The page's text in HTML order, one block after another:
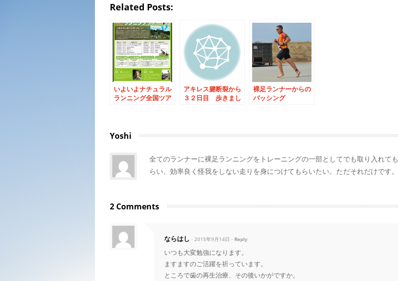
Related Posts:
いよいよナチュラル
ランニング全国ツア
アキレス腱断裂から
３２日目 歩きまし
裸足ランナーからの
バッシング
Yoshi
全てのランナーに裸足ランニングをトレーニングの一部としてでも取り入れても
らい、効率良く怪我をしない走りを身につけてもらいたい。ただそれだけです。
2 Comments
ならはし · 2015年9月14日 Reply
いつも大変勉強になります。
ますますのご活躍を祈っています。
ところで歯の再生治療、その後いかがですか。